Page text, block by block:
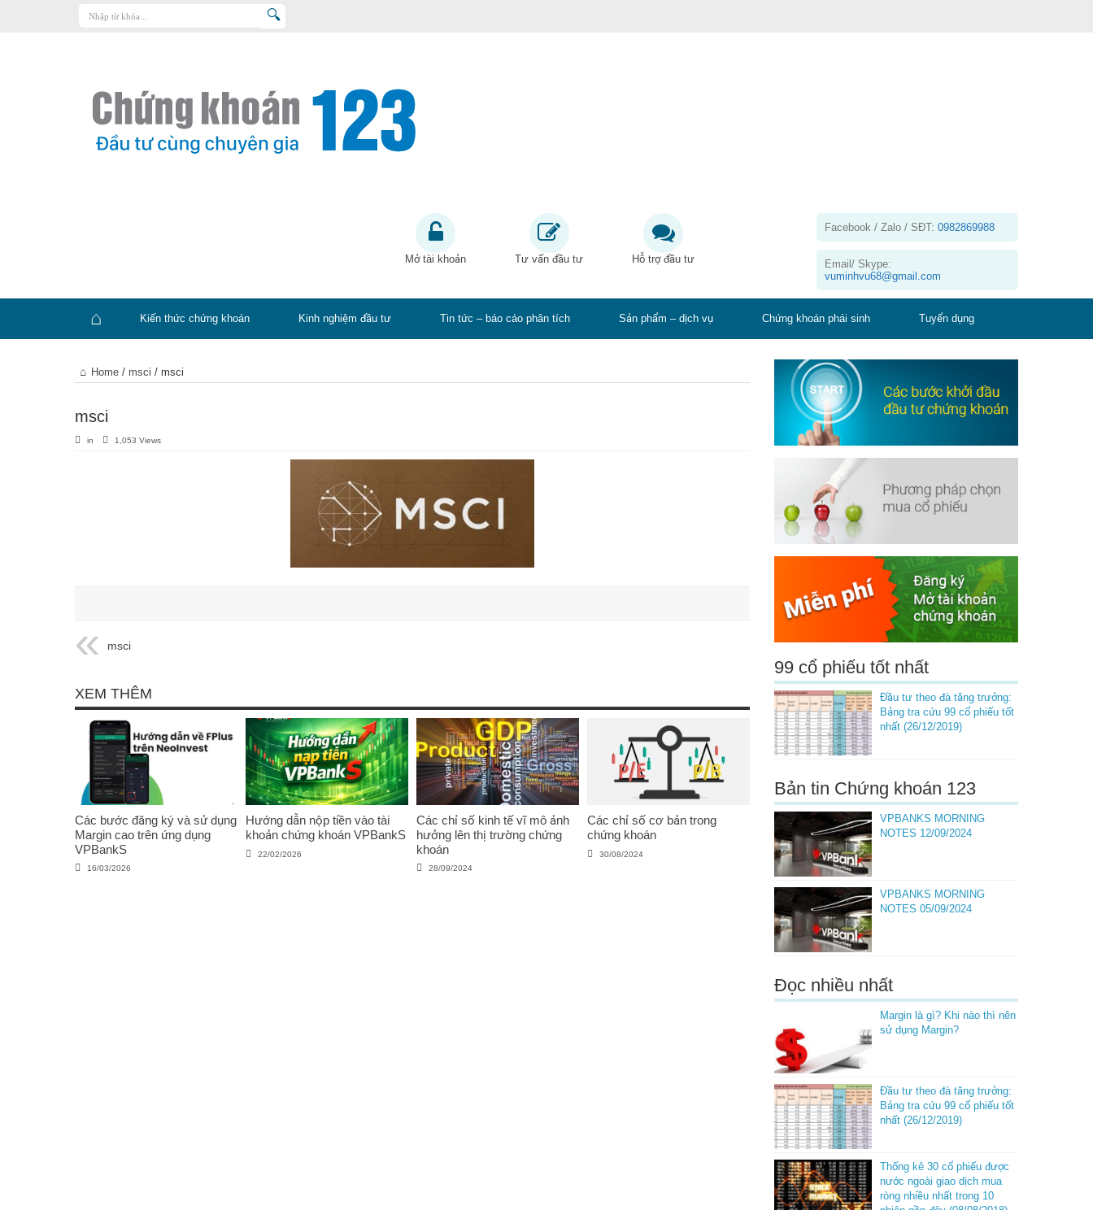
Kiến thức chứng khoán
Kinh nghiệm đầu tư
Tin tức – báo cáo phân tích
Mở tài khoản Tư vấn đầu tư Hỗ trợ đầu tư
Facebook / Zalo / SĐT: 0982869988
Email/ Skype:
vuminhvu68@gmail.com
Trang
chủ
Kiến thức chứng khoán Kinh nghiệm đầu tư Tin tức – báo cáo phân tích Sản phẩm – dịch vụ Chứng khoán phái sinh Tuyển dụng
Home / msci / msci
msci
in 1,053 Views
msci
XEM THÊM
Các bước đăng ký và sử dụng
Margin cao trên ứng dụng
VPBankS
16/03/2026
Hướng dẫn nộp tiền vào tài
khoản chứng khoán VPBankS
22/02/2026
Các chỉ số kinh tế vĩ mô ảnh
hưởng lên thị trường chứng
khoán
28/09/2024
Các chỉ số cơ bản trong
chứng khoán
30/08/2024
99 cổ phiếu tốt nhất
Đầu tư theo đà tăng trưởng:
Bảng tra cứu 99 cổ phiếu tốt
nhất (26/12/2019)
Bản tin Chứng khoán 123
VPBANKS MORNING
NOTES 12/09/2024
VPBANKS MORNING
NOTES 05/09/2024
Đọc nhiều nhất
Margin là gì? Khi nào thì nên
sử dụng Margin?
Đầu tư theo đà tăng trưởng:
Bảng tra cứu 99 cổ phiếu tốt
nhất (26/12/2019)
Thống kê 30 cổ phiếu được
nước ngoài giao dịch mua
ròng nhiều nhất trong 10